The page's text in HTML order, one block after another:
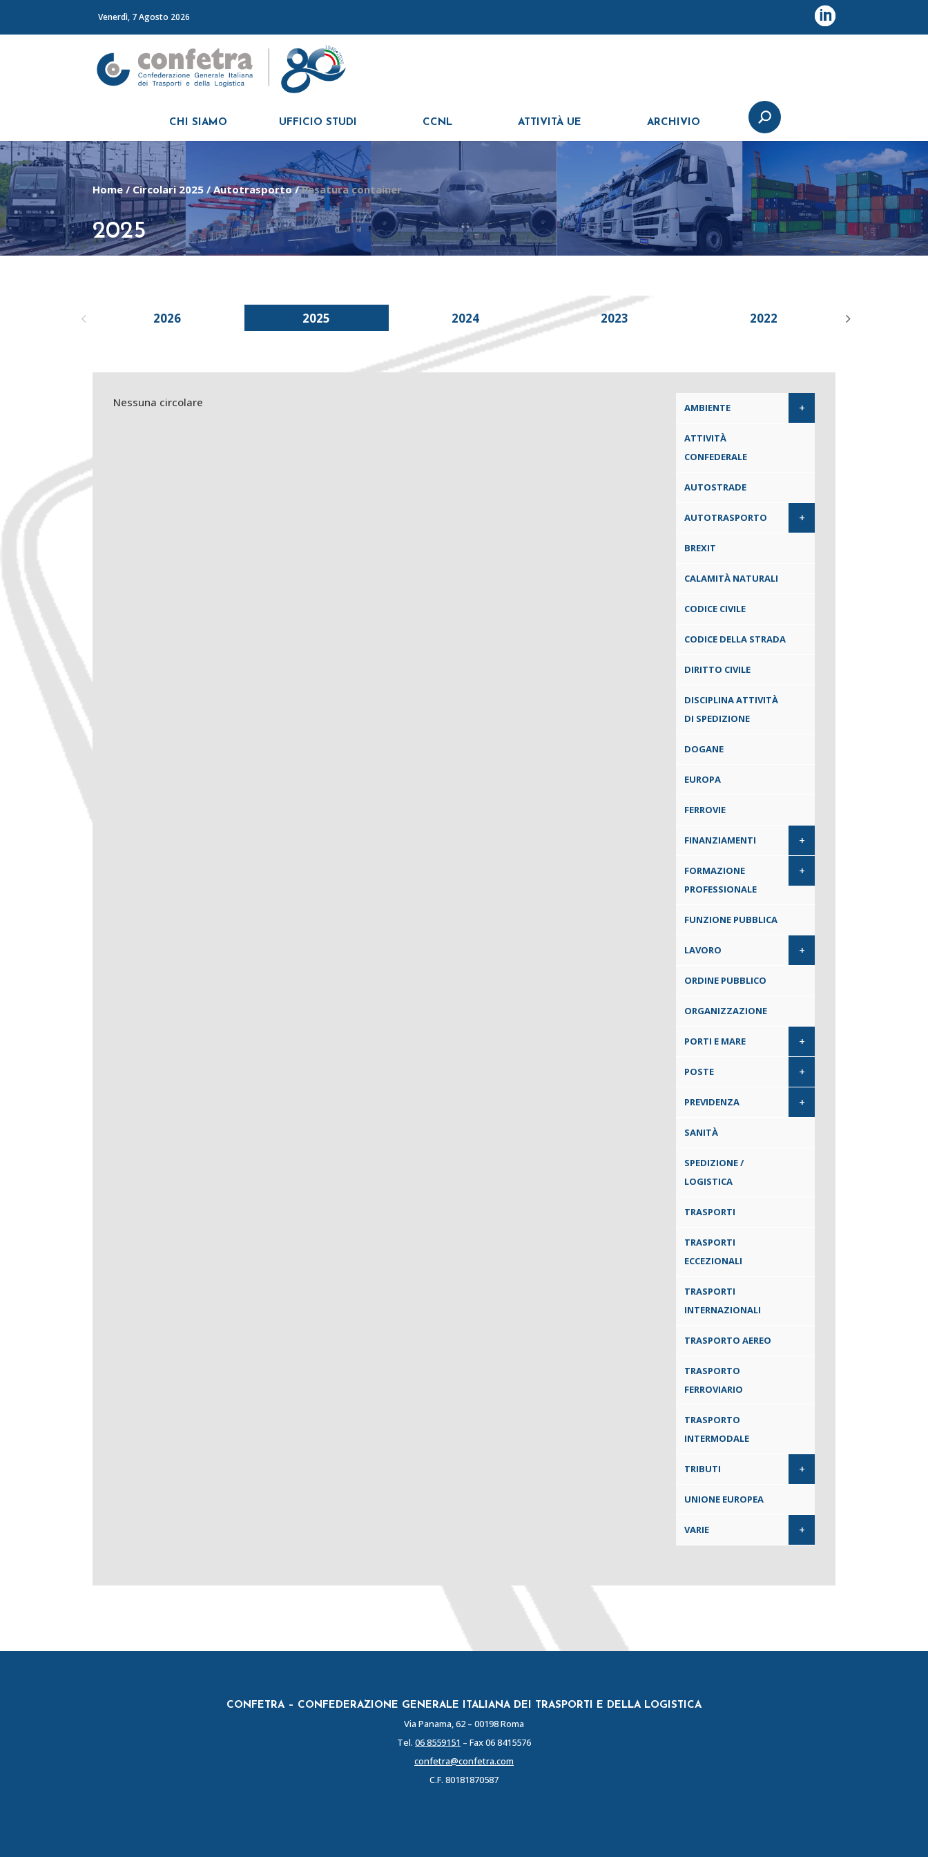
Venerdì, 7 Agosto 2026
CHI SIAMO UFFICIO STUDI CCNL ATTIVITÀ UE ARCHIVIO
Home / Circolari 2025 /Autotrasporto/Pesatura container
2025
2026 2025 2024 2023 2022
Nessuna circolare AMBIENTE +
ATTIVITÀ
CONFEDERALE
AUTOSTRADE
AUTOTRASPORTO +
BREXIT
CALAMITÀ NATURALI
CODICE CIVILE
CODICE DELLA STRADA
DIRITTO CIVILE
DISCIPLINA ATTIVITÀ
DI SPEDIZIONE
DOGANE
EUROPA
FERROVIE
FINANZIAMENTI +
FORMAZIONE
PROFESSIONALE
+
FUNZIONE PUBBLICA
LAVORO +
ORDINE PUBBLICO
ORGANIZZAZIONE
PORTI E MARE +
POSTE +
PREVIDENZA +
SANITÀ
SPEDIZIONE /
LOGISTICA
TRASPORTI
TRASPORTI
ECCEZIONALI
TRASPORTI
INTERNAZIONALI
TRASPORTO AEREO
TRASPORTO
FERROVIARIO
TRASPORTO
INTERMODALE
TRIBUTI +
UNIONE EUROPEA
VARIE +
CONFETRA – CONFEDERAZIONE GENERALE ITALIANA DEI TRASPORTI E DELLA LOGISTICA
Via Panama, 62 – 00198 Roma
Tel. 06 8559151 – Fax 06 8415576
confetra@confetra.com
C.F. 80181870587